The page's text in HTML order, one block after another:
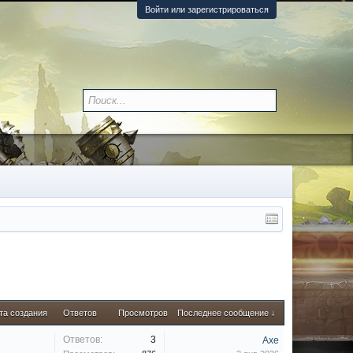
Войти или зарегистрироваться
создания Ответов Просмотров Последнее сообщение ↓
Ответов: 3 Axe